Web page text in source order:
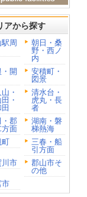
アから探す
周
朝日・桑
野・西ノ
内
開
安積町・
図景
・
・
清水台・
虎丸・長
者
・郡
方面
湖南・磐
梯熱海
町
三春・船
引方面
川市
郡山市そ
の他
市